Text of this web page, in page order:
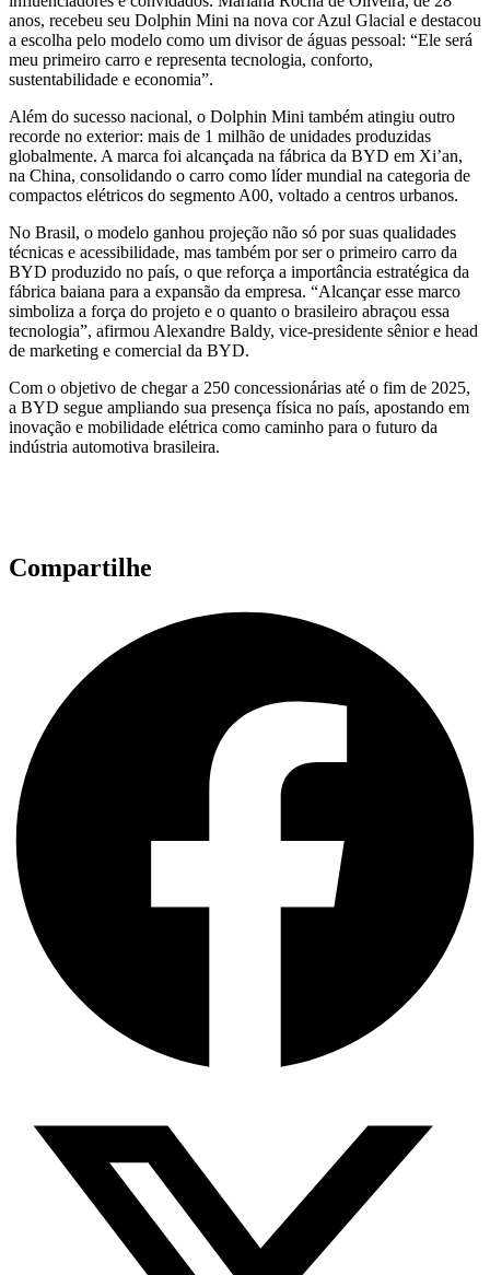
anos, recebeu seu Dolphin Mini na nova cor Azul Glacial e destacou
a escolha pelo modelo como um divisor de águas pessoal: “Ele será
meu primeiro carro e representa tecnologia, conforto,
sustentabilidade e economia”.
Além do sucesso nacional, o Dolphin Mini também atingiu outro
recorde no exterior: mais de 1 milhão de unidades produzidas
globalmente. A marca foi alcançada na fábrica da BYD em Xi’an,
na China, consolidando o carro como líder mundial na categoria de
compactos elétricos do segmento A00, voltado a centros urbanos.
No Brasil, o modelo ganhou projeção não só por suas qualidades
técnicas e acessibilidade, mas também por ser o primeiro carro da
BYD produzido no país, o que reforça a importância estratégica da
fábrica baiana para a expansão da empresa. “Alcançar esse marco
simboliza a força do projeto e o quanto o brasileiro abraçou essa
tecnologia”, afirmou Alexandre Baldy, vice-presidente sênior e head
de marketing e comercial da BYD.
Com o objetivo de chegar a 250 concessionárias até o fim de 2025,
a BYD segue ampliando sua presença física no país, apostando em
inovação e mobilidade elétrica como caminho para o futuro da
indústria automotiva brasileira.
Compartilhe